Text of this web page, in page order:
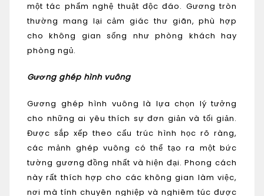
một tác phẩm nghệ thuật độc đáo. Gương tròn
thường mang lại cảm giác thư giãn, phù hợp
cho không gian sống như phòng khách hay
phòng ngủ.
Gương ghép hình vuông
Gương ghép hình vuông là lựa chọn lý tưởng
cho những ai yêu thích sự đơn giản và tối giản.
Được sắp xếp theo cấu trúc hình học rõ ràng,
các mảnh ghép vuông có thể tạo ra một bức
tường gương đồng nhất và hiện đại. Phong cách
này rất thích hợp cho các không gian làm việc,
nơi mà tính chuyên nghiệp và nghiêm túc được